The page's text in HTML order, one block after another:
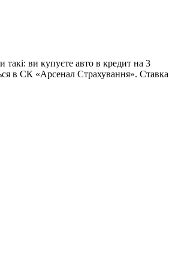
ви купуєте авто в кредит на 3
в СК «Арсенал Страхування». Ставка